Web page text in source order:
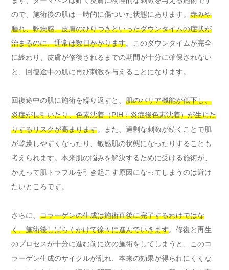
ので、施術後の肌は一時的に傷ついた状態にあります。 赤みや
腫れ、乾燥感、皮膚のひりつきといったダウンタイムの症状が
治まるのに、通常は数日かかります。このダウンタイムが完全
に終わり、皮膚が修復されるまでの期間が十分に確保されない
と、回復途中の肌に再び刺激を与えることになります。
回復途中の肌に施術を繰り返すと、 肌のバリア機能が低下し、
炎症が長引いたり、色素沈着（PIH：炎症後色素沈着）が生じた
りするリスクが高まります。また、過剰な刺激が続くことで肌
が乾燥しやすくなったり、敏感肌の状態になったりすることも
考えられます。本来肌の悩みを解決するために受ける施術が、
かえって肌トラブルを引き起こす原因になってしまうのは避け
たいところです。
さらに、 コラーゲンの生成は施術直後に完了するわけではな
く、施術後しばらくかけて徐々に進んでいきます。修復と再生
のプロセスが十分に進む前に次の施術をしてしまうと、このコ
ラーゲン生成のサイクルが乱れ、本来の効果が得られにくくな